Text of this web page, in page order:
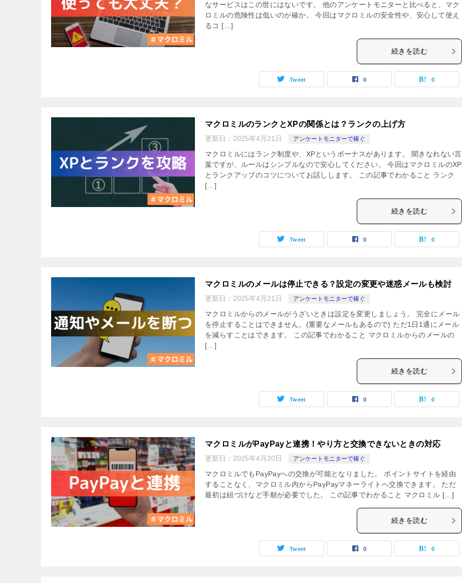
なサービスはこの世にはないです。 他のアンケートモニターと比べると、マク
ロミルの危険性は低いのが確か。 今回はマクロミルの安全性や、安心して使え
るコ […]
続きを読む
Tweet 0 0
マクロミルのランクとXPの関係とは？ランクの上げ方
更新日： 2025年4月21日 アンケートモニターで稼ぐ
マクロミルにはランク制度や、XPというボーナスがあります。 聞きなれない言
葉ですが、ルールはシンプルなので安心してください。 今回はマクロミルのXP
とランクアップのコツについてお話しします。 この記事でわかること ランク
[…]
続きを読む
Tweet 0 0
マクロミルのメールは停止できる？設定の変更や迷惑メールも検討
更新日： 2025年4月21日 アンケートモニターで稼ぐ
マクロミルからのメールがうざいときは設定を変更しましょう。 完全にメール
を停止することはできません。(重要なメールもあるので) ただ1日1通にメール
を減らすことはできます。 この記事でわかること マクロミルからのメールの
[…]
続きを読む
Tweet 0 0
マクロミルがPayPayと連携！やり方と交換できないときの対応
更新日： 2025年4月20日 アンケートモニターで稼ぐ
マクロミルでもPayPayへの交換が可能となりました。 ポイントサイトを経由
することなく、マクロミル内からPayPayマネーライトへ交換できます。 ただ
最初は紐づけなど手順が必要でした。 この記事でわかること マクロミル […]
続きを読む
Tweet 0 0